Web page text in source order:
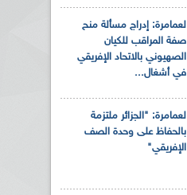
لعمامرة: إدراج مسألة منح
صفة المراقب للكيان
الصهيوني بالاتحاد الإفريقي
في أشغال...
لعمامرة: "الجزائر ملتزمة
بالحفاظ على وحدة الصف
الإفريقي"